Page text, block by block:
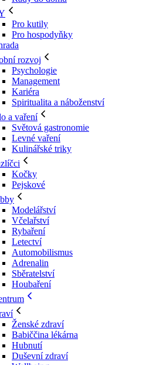
Pro kutily
Pro hospodyňky
rozvoj
Psychologie
Management
Kariéra
Spiritualita a náboženství
a vaření
Světová gastronomie
Levné vaření
Kulinářské triky
Kočky
Pejskové
Modelářství
Včelařství
Rybaření
Letectví
Automobilismus
Adrenalin
Sběratelství
Houbaření
Ženské zdraví
Babiččina lékárna
Hubnutí
Duševní zdraví